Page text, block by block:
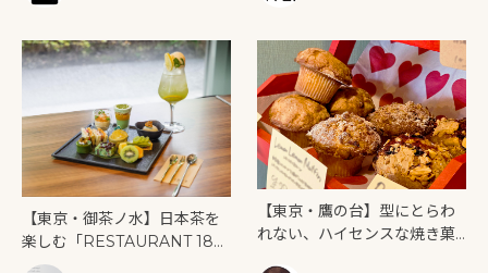
【東京・御茶ノ水】日本茶を
楽しむ「RESTAURANT 189
9 OCHANOMIZU」の抹茶ア
【東京・鷹の台】型にとらわ
れない、ハイセンスな焼き菓